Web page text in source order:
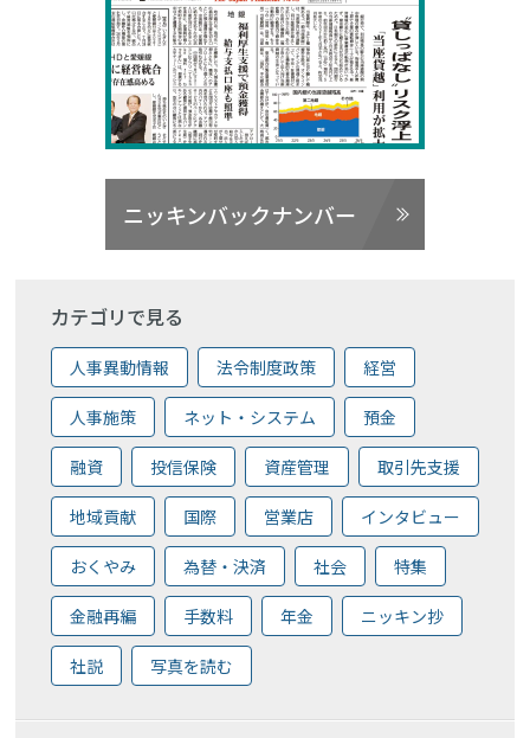
ニッキンバックナンバー
カテゴリで見る
人事異動情報 法令制度政策 経営
人事施策 ネット・システム 預金
融資 投信保険 資産管理 取引先支援
地域貢献 国際 営業店 インタビュー
おくやみ 為替・決済 社会 特集
金融再編 手数料 年金 ニッキン抄
社説 写真を読む